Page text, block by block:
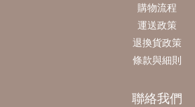
購物流程
運送政策
退換貨政策
條款與細則
聯絡我們